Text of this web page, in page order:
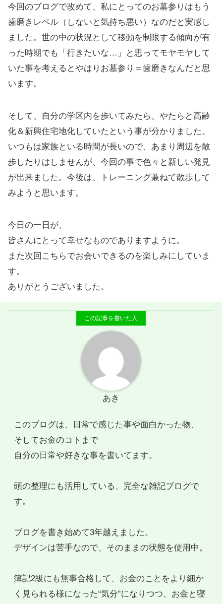
今回のブログで改めて、私にとってのお墓参りはもう
歯磨きレベル（しないと気持ち悪い）なのだと実感し
ました。世の中の状況として移動を制限する傾向が有
った時期でも「行きたいな…」と思ってモヤモヤして
いた事を考えるとやはりお墓参り＝歯磨きなんだと思
います。
そして、自分の学区内を歩いてみたら、やたらと高齢
化＆新興住宅地化していたという事が分かりました。
いつもは家族といる時間が長いので、あまり周辺を散
歩したりはしませんが、今回の事で色々と新しい発見
が出来ました。今後は、トレーニング兼ねて散歩して
みようと思います。
今日の一日が、
皆さんにとって幸せなものでありますように。
また次回こちらでお会いできるのを楽しみにしていま
す。
ありがとうございました。
あき
このブログは、日常で感じた事や面白かった物、
そしてお金のコトまで
自分の日常や好きな事を書いてます。
頭の整理にも活用している、完全な雑記ブログで
す。
ブログを書き始めて3年越えました。
デザインは苦手なので、そのままの状態を使用中。
簿記2級にも無事合格して、お金のことをより細か
く見られる様になった“気分”になりつつ、お金と寝